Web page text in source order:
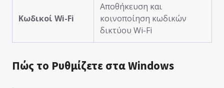
Κωδικοί Wi-Fi
Αποθήκευση και
κοινοποίηση κωδικών
δικτύου Wi-Fi
Πώς το Ρυθμίζετε στα Windows